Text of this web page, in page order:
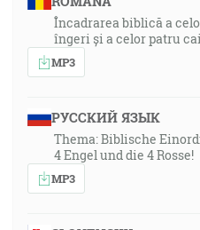
Încadrarea biblică a
îngeri și a celor patru
MP3
РУССКИЙ ЯЗЫК
Thema: Biblische
4 Engel und die 4 Rosse!
MP3